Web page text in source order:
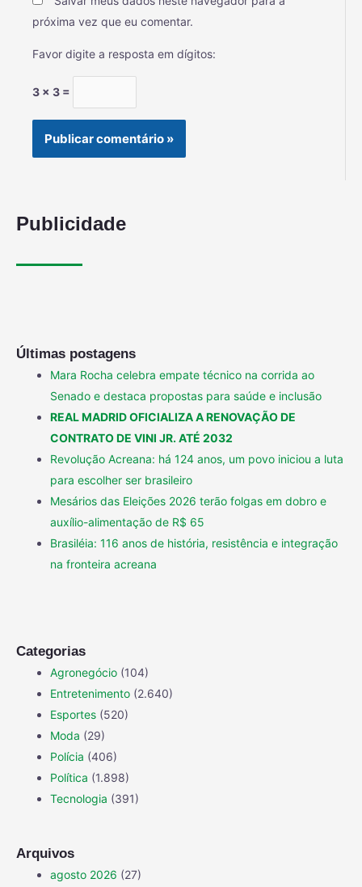
próxima vez que eu comentar.
Favor digite a resposta em dígitos:
3 × 3 =
Publicidade
Últimas postagens
Mara Rocha celebra empate técnico na corrida ao
Senado e destaca propostas para saúde e inclusão
REAL MADRID OFICIALIZA A RENOVAÇÃO DE
CONTRATO DE VINI JR. ATÉ 2032
Revolução Acreana: há 124 anos, um povo iniciou a luta
para escolher ser brasileiro
Mesários das Eleições 2026 terão folgas em dobro e
auxílio-alimentação de R$ 65
Brasiléia: 116 anos de história, resistência e integração
na fronteira acreana
Categorias
Agronegócio (104)
Entretenimento (2.640)
Esportes (520)
Moda (29)
Polícia (406)
Política (1.898)
Tecnologia (391)
Arquivos
agosto 2026 (27)